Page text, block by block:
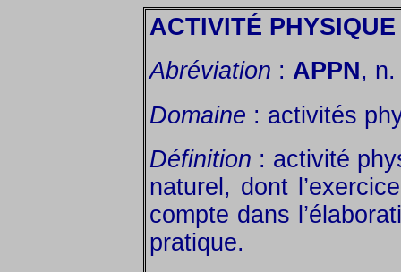
ACTIVITÉ
Abréviation : APPN,
Domaine : activités
Définition : activité
naturel, dont
compte dans
pratique.